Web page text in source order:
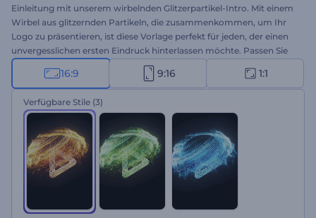
Einleitung mit unserem wirbelnden Glitzerpartikel-Intro. Mit einem
Wirbel aus glitzernden Partikeln, die zusammenkommen, um Ihr
Logo zu präsentieren, ist diese Vorlage perfekt für jeden, der einen
unvergesslichen ersten Eindruck hinterlassen möchte. Passen Sie
es mit Ihrem Logo, Ihrem Slogan und Ihrem Lieblingsmusikstück
an, um einen einzigartigen Einstieg zu schaffen. Perfekt für
Produkt- oder Dienstleistungswerbung, Intros oder Outros von
Sendern, Präsentationseröffnungen, TV-Werbung und vieles mehr.
16:9 9:16 1:1
Verfügbare Stile (3)